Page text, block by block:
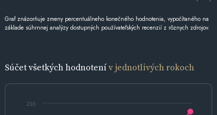
Graf znázorňuje zmeny percentuálneho konečného hodnotenia, vypočítaného na
základe súhrnnej analýzy dostupných používateľských recenzií z rôznych zdrojov.
Súčet všetkých hodnotenív jednotlivých rokoch
210